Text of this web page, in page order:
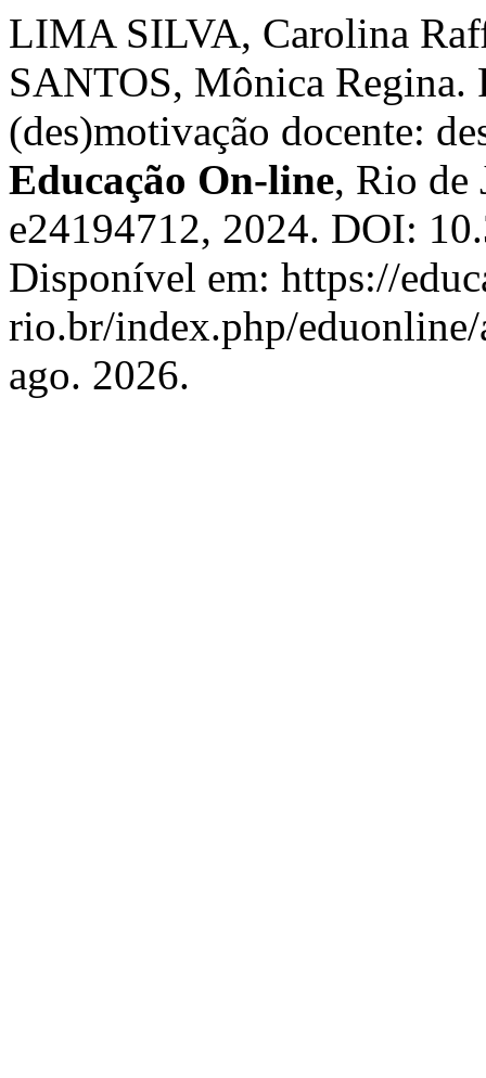
LIMA SILVA, Carolina
SANTOS, Mônica Regina.
(des)motivação docente:
Educação On-line, Rio de
e24194712, 2024. DOI:
Disponível em: https://
rio.br/index.php/
ago. 2026.